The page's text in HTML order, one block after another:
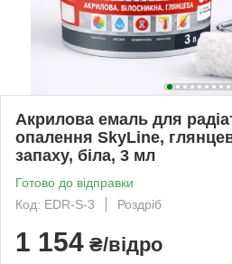
Акрилова емаль для
опалення SkyLine,
запаху, біла, 3 мл
Готово до відправки
Код: EDR-S-3
Роздріб
1 154 ₴/відро